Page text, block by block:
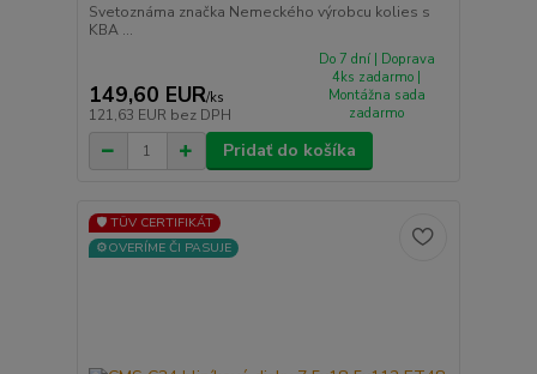
Svetoznáma značka Nemeckého výrobcu kolies s
KBA ...
149,60 EUR/ks
121,63 EUR bez DPH
Do 7 dní | Doprava
4ks zadarmo |
Montážna sada
zadarmo
Pridať do košíka
🛡️ TÜV CERTIFIKÁT
⚙️OVERÍME ČI PASUJE